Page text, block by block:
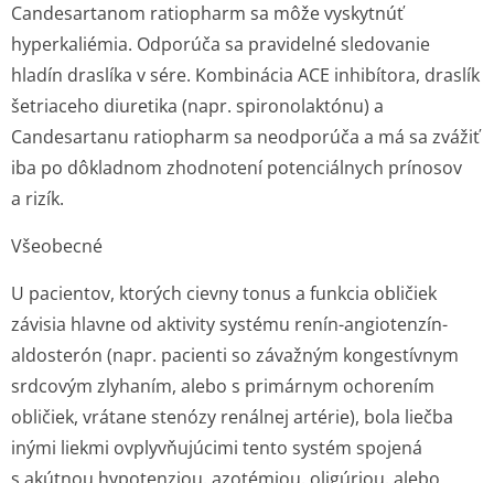
Candesartanom ratiopharm sa môže vyskytnúť
hyperkaliémia. Odporúča sa pravidelné sledovanie
hladín draslíka v sére. Kombinácia ACE inhibítora, draslík
šetriaceho diuretika (napr. spironolaktónu) a
Candesartanu ratiopharm sa neodporúča a má sa zvážiť
iba po dôkladnom zhodnotení potenciálnych prínosov
a rizík.
Všeobecné
U pacientov, ktorých cievny tonus a funkcia obličiek
závisia hlavne od aktivity systému renín-angiotenzín-
aldosterón (napr. pacienti so závažným kongestívnym
srdcovým zlyhaním, alebo s primárnym ochorením
obličiek, vrátane stenózy renálnej artérie), bola liečba
inými liekmi ovplyvňujúcimi tento systém spojená